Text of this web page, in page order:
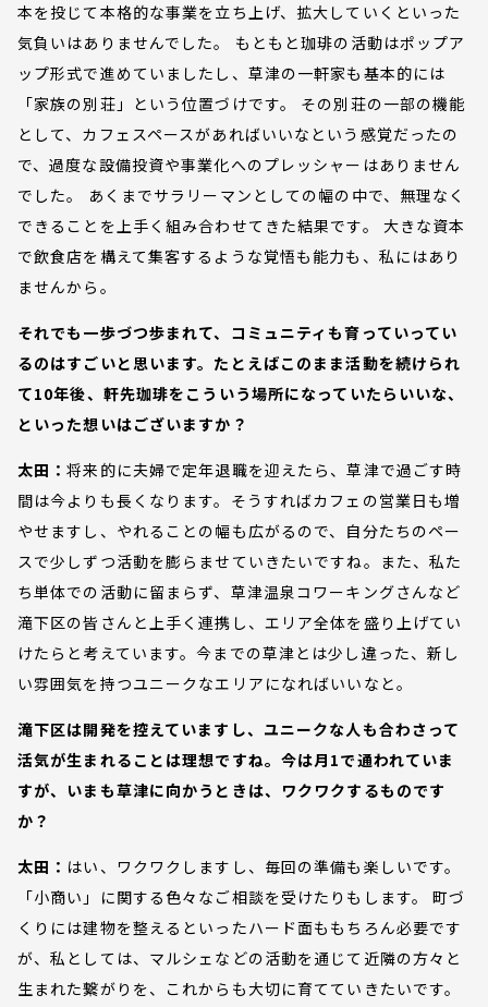
本を投じて本格的な事業を立ち上げ、拡大していくといった
気負いはありませんでした。 もともと珈琲の活動はポップア
ップ形式で進めていましたし、草津の一軒家も基本的には
「家族の別荘」という位置づけです。 その別荘の一部の機能
として、カフェスペースがあればいいなという感覚だったの
で、過度な設備投資や事業化へのプレッシャーはありません
でした。 あくまでサラリーマンとしての幅の中で、無理なく
できることを上手く組み合わせてきた結果です。 大きな資本
で飲食店を構えて集客するような覚悟も能力も、私にはあり
ませんから。
それでも一歩づつ歩まれて、コミュニティも育っていってい
るのはすごいと思います。たとえばこのまま活動を続けられ
て10年後、軒先珈琲をこういう場所になっていたらいいな、
といった想いはございますか？
太田：将来的に夫婦で定年退職を迎えたら、草津で過ごす時
間は今よりも長くなります。そうすればカフェの営業日も増
やせますし、やれることの幅も広がるので、自分たちのペー
スで少しずつ活動を膨らませていきたいですね。また、私た
ち単体での活動に留まらず、草津温泉コワーキングさんなど
滝下区の皆さんと上手く連携し、エリア全体を盛り上げてい
けたらと考えています。今までの草津とは少し違った、新し
い雰囲気を持つユニークなエリアになればいいなと。
滝下区は開発を控えていますし、ユニークな人も合わさって
活気が生まれることは理想ですね。今は月1で通われていま
すが、いまも草津に向かうときは、ワクワクするものです
か？
太田： はい、ワクワクしますし、毎回の準備も楽しいです。
「小商い」に関する色々なご相談を受けたりもします。 町づ
くりには建物を整えるといったハード面ももちろん必要です
が、私としては、マルシェなどの活動を通じて近隣の方々と
生まれた繋がりを、これからも大切に育てていきたいです。